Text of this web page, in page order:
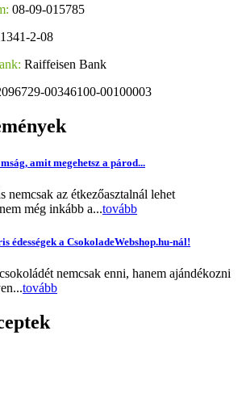
08-09-015785
2-08
Raiffeisen Bank
00346100-00100003
amit megehetsz a párod...
nemcsak az étkezőasztalnál lehet
még inkább a...tovább
édességek a CsokoladeWebshop.hu-nál!
nemcsak enni, hanem ajándékozni
tovább